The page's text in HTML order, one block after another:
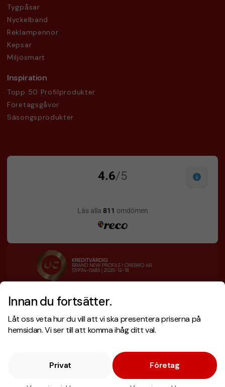
Innan du fortsätter.
Låt oss veta hur du vill att vi ska presentera priserna på
hemsidan. Vi ser till att komma ihåg ditt val.
Privat Företag
Tygpåsar
Nyckelband
Reklampennor
Kepsar
Miljösmart
Inspiration
Topp 50 Profilprodukter
Företagsgåvor
Säsongsprodukter
Designskiss inom 1 h
Fri offert
Snabb leverans
Copyright © 2026 . Brand New Profile AB